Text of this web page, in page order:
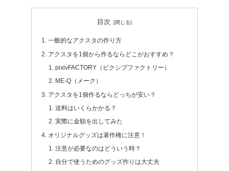
目次
一般的なアクスタの作り方
アクスタを1個から作るならどこがおすすめ？
pixivFACTORY（ピクシブファクトリー）
ME-Q（メーク）
アクスタを1個作るならどっちが安い？
送料はいくらかかる？
実際に金額を出してみた
オリジナルグッズは著作権に注意！
注意が必要なのはどういう時？
自分で使うためのグッズ作りは大丈夫